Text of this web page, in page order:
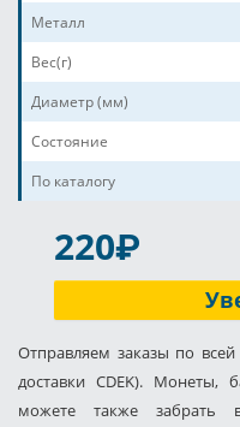
Металл
Вес(г)
Диаметр (мм)
Состояние
По каталогу
220P
Отправляем заказы по
доставки CDEK). Монеты,
можете также